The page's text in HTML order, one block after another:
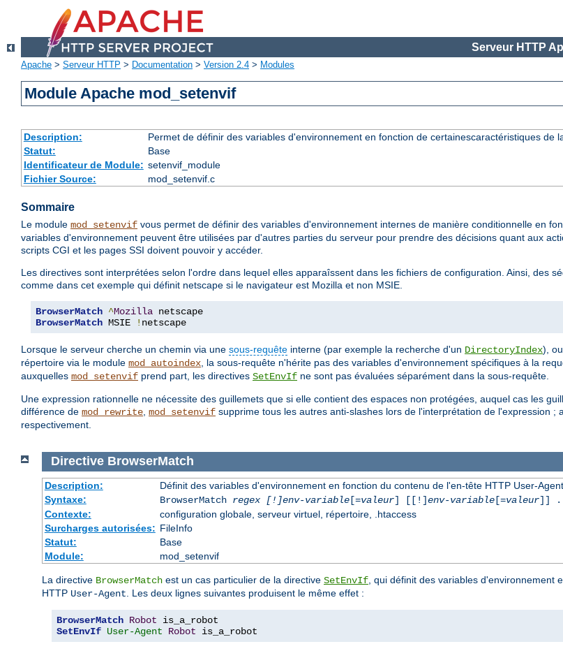
Serveur HTTP
Apache > Serveur HTTP > Documentation > Version 2.4 > Modules
Module Apache mod_setenvif
Description:
Permet de définir des variables d'environnement en fonction de certainescaractéristiques de
Statut:
Base
Identificateur de Module: setenvif_module
Fichier Source:
mod_setenvif.c
Sommaire
Le module mod_setenvif vous permet de définir des variables d'environnement internes de manière conditionnelle en
variables d'environnement peuvent être utilisées par d'autres parties du serveur pour prendre des décisions quant aux
scripts CGI et les pages SSI doivent pouvoir y accéder.
Les directives sont interprétées selon l'ordre dans lequel elles apparaîssent dans les fichiers de configuration. Ainsi, des
comme dans cet exemple qui définit netscape si le navigateur est Mozilla et non MSIE.
BrowserMatch ^Mozilla
BrowserMatch MSIE ! netscape
Lorsque le serveur cherche un chemin via une sous-requête interne (par exemple la recherche d'un DirectoryIndex),
répertoire via le module mod_autoindex, la sous-requête n'hérite pas des variables d'environnement spécifiques à la
auxquelles mod_setenvif prend part, les directives SetEnvIf ne sont pas évaluées séparément dans la sous-requête.
Une expression rationnelle ne nécessite des guillemets que si elle contient des espaces non protégées, auquel cas les
différence de mod_rewrite, mod_setenvif supprime tous les autres anti-slashes lors de l'interprétation de l'expression ;
respectivement.
Directive BrowserMatch
Description:
Définit des variables d'environnement en fonction du contenu de l'en-tête HTTP User-Agent
Syntaxe:
BrowserMatch regex [!]env-variable[=valeur] [[!]env-variable[=valeur]]
Contexte:
configuration globale, serveur virtuel, répertoire, .htaccess
Surcharges autorisées: FileInfo
Statut:
Base
Module:
mod_setenvif
La directive BrowserMatch est un cas particulier de la directive SetEnvIf , qui définit des variables
HTTP User-Agent . Les deux lignes suivantes produisent le même effet :
BrowserMatch Robot
SetEnvIf User-Agent Robot is_a_robot